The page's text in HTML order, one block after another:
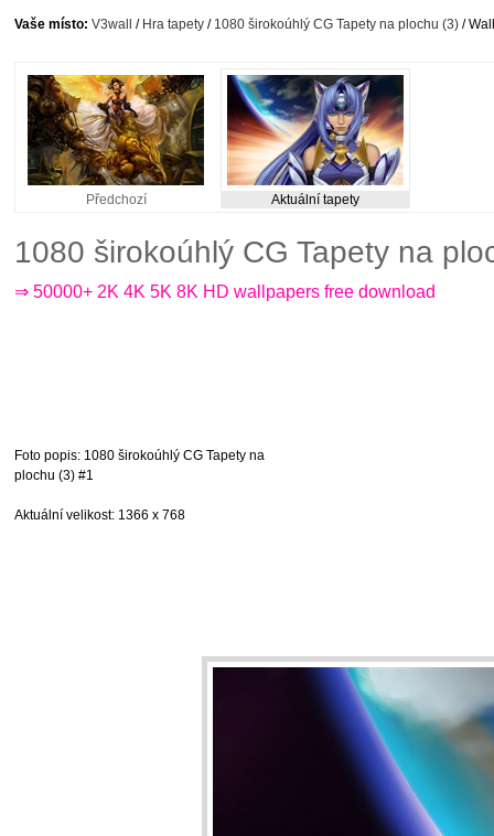
Vaše místo: V3wall / Hra tapety / 1080 širokoúhlý CG Tapety na plochu (3) /
Předchozí Aktuální tapety
1080 širokoúhlý CG Tapety na
⇒ 50000+ 2K 4K 5K 8K HD wallpapers free download
Foto popis: 1080 širokoúhlý CG Tapety na
plochu (3) #1
Aktuální velikost: 1366 x 768